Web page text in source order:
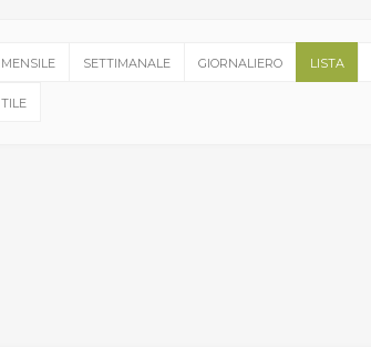
MENSILE SETTIMANALE GIORNALIERO LISTA
TILE